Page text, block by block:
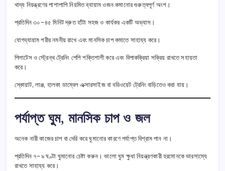
খাদ্য নিয়ন্ত্রণের পাশাপাশি নিয়মিত ব্যায়াম ওজন কমানোর গুরুত্বপূর্ণ অংশ।
প্রতিদিন ৩০–৪৫ মিনিট দ্রুত হাঁটা সহজ ও কার্যকর একটি অভ্যাস।
যোগব্যায়াম শরীর নমনীয় রাখে এবং মানসিক চাপ কমাতে সাহায্য করে।
পিলাটেস ও স্ট্রেন্থ ট্রেনিং পেশি শক্তিশালী করে এবং বিপাকক্রিয়া সক্রিয় রাখতে সহায়তা
করে।
স্কোয়াট, লাঞ্জ, হালকা ডাম্বেল এক্সারসাইজ বা বডিওয়েট ট্রেনিং বাড়িতেও করা যায়।
পর্যাপ্ত ঘুম, মানসিক চাপ ও জল
অনেক নারী কাজের চাপ বা দেরি করে ঘুমানোর কারণে পর্যাপ্ত বিশ্রাম পান না।
প্রতিদিন ৭–৯ ঘণ্টা ঘুমানোর চেষ্টা করুন। ভালো ঘুম ক্ষুধা নিয়ন্ত্রণকারী হরমোনকে ভারসাম্যে
রাখতে সাহায্য করে।